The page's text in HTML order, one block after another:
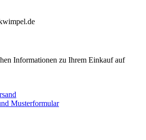
Informationen zu Ihrem Einkauf auf
Musterformular